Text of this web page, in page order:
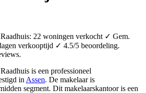
22 woningen verkocht ✓ Gem.
verkooptijd ✓ 4.5/5 beoordeling.
is een professioneel
in Assen. De makelaar is
segment. Dit makelaarskantoor is een